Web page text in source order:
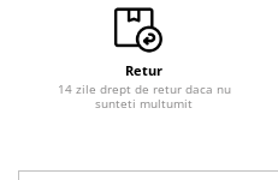
Retur
14 zile drept de retur daca nu
sunteti multumit